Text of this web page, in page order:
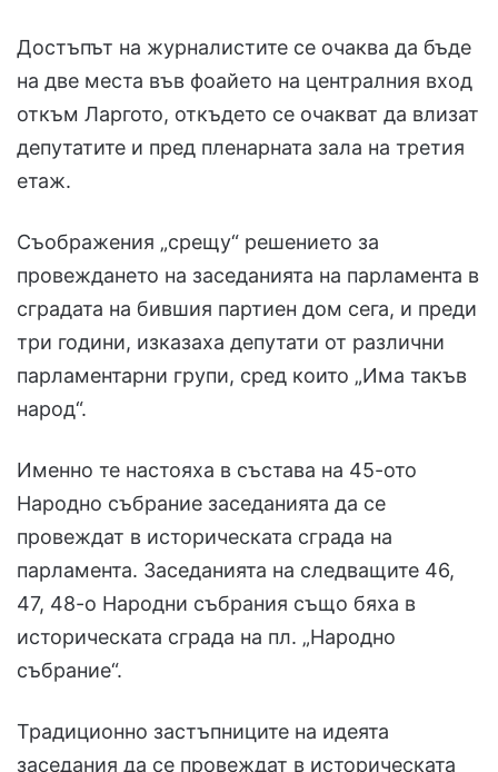
Достъпът на журналистите се очаква да бъде
на две места във фоайето на централния вход
откъм Ларгото, откъдето се очакват да влизат
депутатите и пред пленарната зала на третия
етаж.
Съображения „срещу“ решението за
провеждането на заседанията на парламента в
сградата на бившия партиен дом сега, и преди
три години, изказаха депутати от различни
парламентарни групи, сред които „Има такъв
народ“.
Именно те настояха в състава на 45-ото
Народно събрание заседанията да се
провеждат в историческата сграда на
парламента. Заседанията на следващите 46,
47, 48-о Народни събрания също бяха в
историческата сграда на пл. „Народно
събрание“.
Традиционно застъпниците на идеята
заседания да се провеждат в историческата